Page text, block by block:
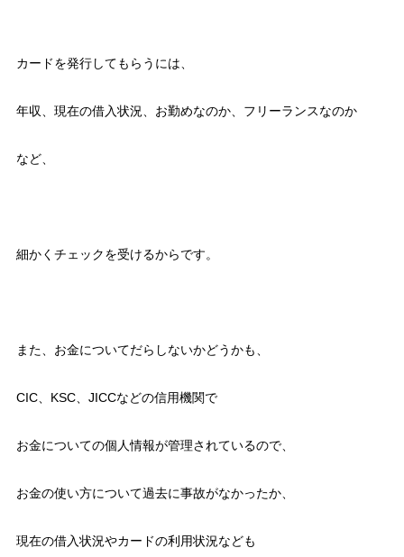
カードを発行してもらうには、
年収、現在の借入状況、お勤めなのか、フリーランスなのか
など、
細かくチェックを受けるからです。
また、お金についてだらしないかどうかも、
CIC、KSC、JICCなどの信用機関で
お金についての個人情報が管理されているので、
お金の使い方について過去に事故がなかったか、
現在の借入状況やカードの利用状況なども